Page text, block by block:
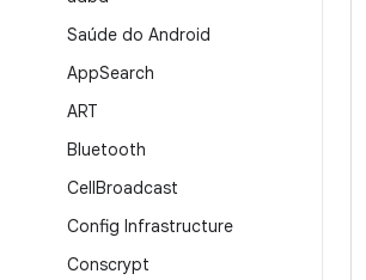
Saúde do Android
AppSearch
ART
Bluetooth
CellBroadcast
Config Infrastructure
Conscrypt